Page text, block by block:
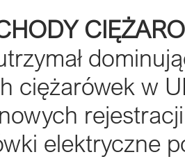
ciężarówek w
elektryczne